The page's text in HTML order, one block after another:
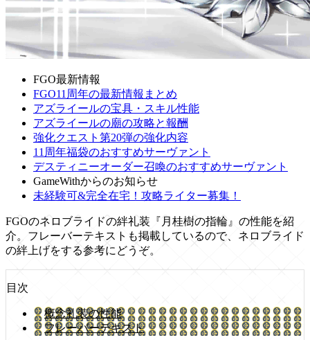
FGO最新情報
FGO11周年の最新情報まとめ
アズライールの宝具・スキル性能
アズライールの廟の攻略と報酬
強化クエスト第20弾の強化内容
11周年福袋のおすすめサーヴァント
デスティニーオーダー召喚のおすすめサーヴァント
GameWithからのお知らせ
未経験可&完全在宅！攻略ライター募集！
FGOのネロブライドの絆礼装『月桂樹の指輪』の性能を紹
介。フレーバーテキストも掲載しているので、ネロブライド
の絆上げをする参考にどうぞ。
目次
概念礼装の性能
フレーバーテキスト